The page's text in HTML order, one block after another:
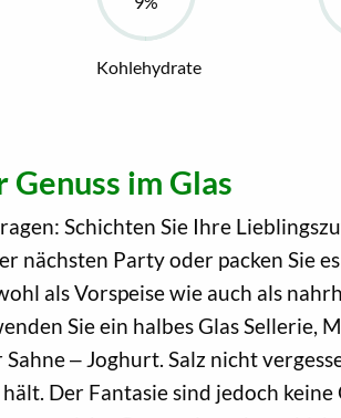
Kohlehydrate
im Glas
Schichten Sie Ihre
nächsten Party oder packen Sie
als Vorspeise wie auch als
Sie ein halbes Glas Sellerie,
‒ Joghurt. Salz nicht
Der Fantasie sind jedoch